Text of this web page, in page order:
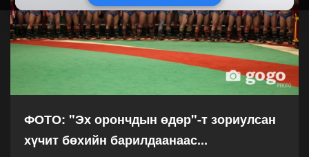
ФОТО: "Эх орончдын өдөр"-т зориулсан
хүчит бөхийн барилдаанаас...